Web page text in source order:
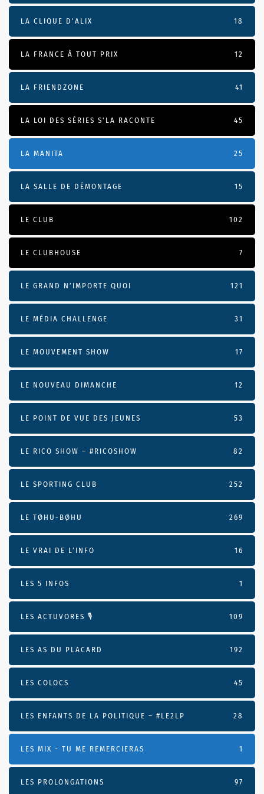
LA CLIQUE D'ALIX 18
LA FRANCE À TOUT PRIX 12
LA FRIENDZONE 41
LA LOI DES SÉRIES S'LA RACONTE 45
LA MANITA 25
LA SALLE DE DÉMONTAGE 15
LE CLUB 102
LE CLUBHOUSE 7
LE GRAND N’IMPORTE QUOI 121
LE MÉDIA CHALLENGE 31
LE MOUVEMENT SHOW 17
LE NOUVEAU DIMANCHE 12
LE POINT DE VUE DES JEUNES 53
LE RICO SHOW – #RICOSHOW 82
LE SPORTING CLUB 252
LE TØHU-BØHU 269
LE VRAI DE L’INFO 16
LES 5 INFOS 1
LES ACTUVORES 🎙 109
LES AS DU PLACARD 192
LES COLOCS 45
LES ENFANTS DE LA POLITIQUE – #LE2LP 28
LES MIX - TU ME REMERCIERAS 1
LES PROLONGATIONS 97